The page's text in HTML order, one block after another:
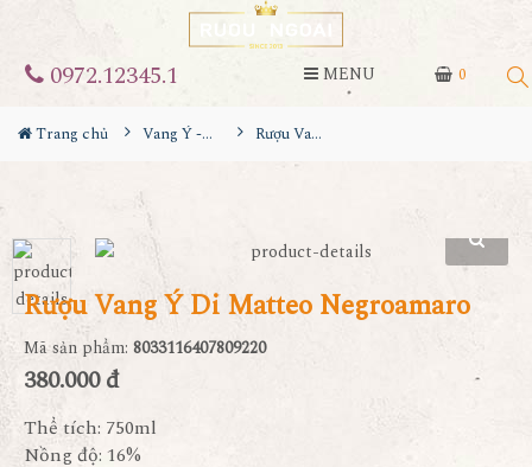
0
0972.12345.1 MENU
Trang chủ Vang Ý - Italia Rượu Vang Ý Di Matteo Negroamaro
Rượu Vang Ý Di Matteo Negroamaro
Mã sản phẩm: 8033116407809220
380.000 đ
Thể tích: 750ml
Nồng độ: 16%